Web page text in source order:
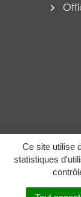
Ce site utilise
statistiques
MENU